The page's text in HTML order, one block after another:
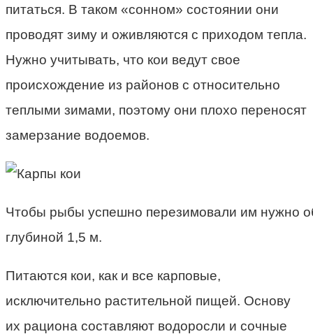
питаться. В таком «сонном» состоянии они
проводят зиму и оживляются с приходом тепла.
Нужно учитывать, что кои ведут свое
происхождение из районов с относительно
теплыми зимами, поэтому они плохо переносят
замерзание водоемов.
Чтобы рыбы успешно перезимовали им нужно
глубиной 1,5 м.
Питаются кои, как и все карповые,
исключительно растительной пищей. Основу
их рациона составляют водоросли и сочные